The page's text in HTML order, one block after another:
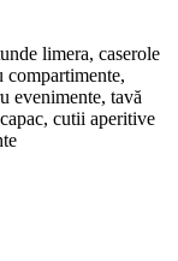
limera, caserole
compartimente,
evenimente, tavă
cutii aperitive